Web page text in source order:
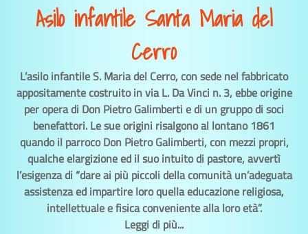
Asilo infantile Santa Maria del
Cerro
L’asilo infantile S. Maria del Cerro, con sede nel fabbricato
appositamente costruito in via L. Da Vinci n. 3, ebbe origine
per opera di Don Pietro Galimberti e di un gruppo di soci
benefattori. Le sue origini risalgono al lontano 1861
quando il parroco Don Pietro Galimberti, con mezzi propri,
qualche elargizione ed il suo intuito di pastore, avvertì
l’esigenza di “dare ai più piccoli della comunità un’adeguata
assistenza ed impartire loro quella educazione religiosa,
intellettuale e fisica conveniente alla loro età”.
Leggi di più...